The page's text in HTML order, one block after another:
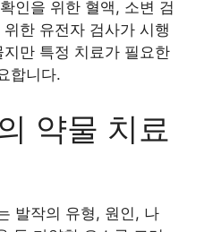
인을 위한 혈액, 소변 검
한 유전자 검사가 시행
만 특정 치료가 필요한
합니다.
약물 치료
발작의 유형, 원인, 나